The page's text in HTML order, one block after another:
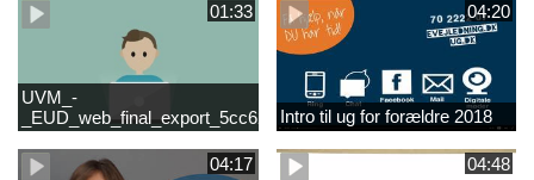
01:33
UVM_-
04:20
Intro til ug for forældre 2018
04:17 04:48